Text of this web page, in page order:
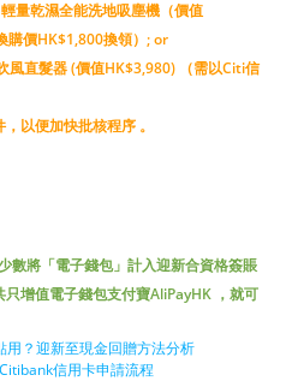
量乾濕全能洗地吸塵機（價值
購價HK$1,800換領）; or
直髮器 (價值HK$3,980) （需以Citi信
以便加快批核程序 。
數將「電子錢包」計入迎新合資格簽賬
增值電子錢包支付寶AliPayHK ，就可
用？迎新至現金回贈方法分析
信用卡申請流程